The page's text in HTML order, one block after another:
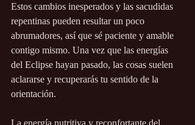
Estos cambios inesperados y las sacudidas
repentinas pueden resultar un poco
abrumadores, así que sé paciente y amable
contigo mismo. Una vez que las energías
del Eclipse hayan pasado, las cosas suelen
aclararse y recuperarás tu sentido de la
orientación.